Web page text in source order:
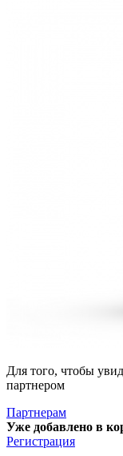
Для того, чтобы
партнером
Партнерам
Уже добавлено в
Регистрация